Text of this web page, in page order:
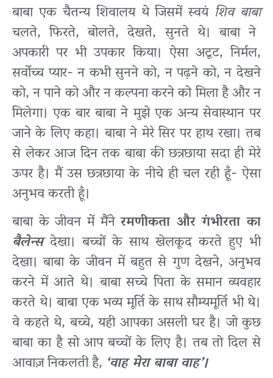
बाबा एक चैतन्य शिवालय थे जिसमें स्वयं शिव बाबा
चलते, फिरते, बोलते, देखते, सुनते थे। बाबा ने
अपकारी पर भी उपकार किया। ऐसा अटूट, निर्मल,
सर्वोच्च प्यार- न कभी सुनने को, न पढ़ने को, न देखने
को, न पाने को और न कल्पना करने को मिला है और न
मिलेगा। एक बार बाबा ने मुझे एक अन्य सेवास्थान पर
जाने के लिए कहा। बाबा ने मेरे सिर पर हाथ रखा। तब
से लेकर आज दिन तक बाबा की छत्रछाया सदा ही मेरे
ऊपर है। मैं उस छत्रछाया के नीचे ही चल रही हूँ- ऐसा
अनुभव करती हूँ।
बाबा के जीवन में मैंनेरमणीकता और गंभीरता का
बैलेन्स देखा। बच्चों के साथ खेलकूद करते हुए भी
देखा। बाबा के जीवन में बहुत से गुण देखने, अनुभव
करने में आते थे। बाबा सच्चे पिता के समान व्यवहार
करते थे। बाबा एक भव्य मूर्ति के साथ सौम्यमूर्ति भी थे।
वे कहते थे, बच्चे, यही आपका असली घर है। जो कुछ
बाबा का है सो आप बच्चों के लिए है। तब तो दिल से
आवाज़ निकलती है, ‘वाह मेरा बाबा वाह’।